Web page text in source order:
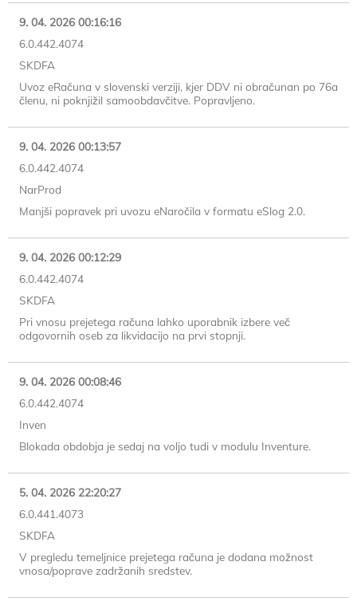
9. 04. 2026 00:16:16
6.0.442.4074
SKDFA
Uvoz eRačuna v slovenski verziji, kjer DDV ni obračunan po 76a
členu, ni poknjižil samoobdavčitve. Popravljeno.
9. 04. 2026 00:13:57
6.0.442.4074
NarProd
Manjši popravek pri uvozu eNaročila v formatu eSlog 2.0.
9. 04. 2026 00:12:29
6.0.442.4074
SKDFA
Pri vnosu prejetega računa lahko uporabnik izbere več
odgovornih oseb za likvidacijo na prvi stopnji.
9. 04. 2026 00:08:46
6.0.442.4074
Inven
Blokada obdobja je sedaj na voljo tudi v modulu Inventure.
5. 04. 2026 22:20:27
6.0.441.4073
SKDFA
V pregledu temeljnice prejetega računa je dodana možnost
vnosa/poprave zadržanih sredstev.